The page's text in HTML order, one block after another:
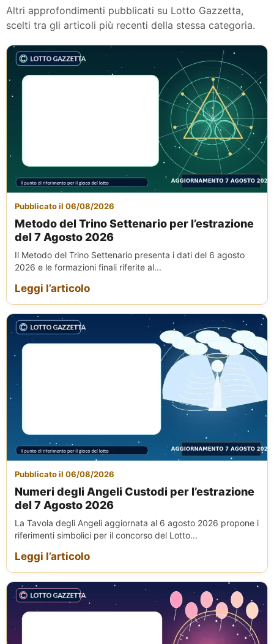
Altri approfondimenti pubblicati su Lotto Gazzetta,
scelti tra gli articoli più recenti della stessa categoria.
Pubblicato il 06/08/2026
Metodo del Trino Settenario per l’estrazione
del 7 Agosto 2026
Il Metodo del Trino Settenario presenta i dati del 6 agosto
2026 e le formazioni finali riferite al...
Leggi l’articolo
Pubblicato il 06/08/2026
Numeri degli Angeli Custodi per l’estrazione
del 7 Agosto 2026
La Tavola degli Angeli aggiornata al 6 agosto 2026 propone i
riferimenti simbolici per il concorso del Lotto...
Leggi l’articolo